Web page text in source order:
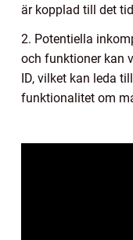
är kopplad till det
2. Potentiella
och funktioner kan
ID, vilket kan leda
funktionalitet om